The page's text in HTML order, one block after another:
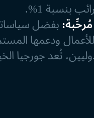
بنسبة 1%.
بفضل
ودعمها
تُعد جورجيا